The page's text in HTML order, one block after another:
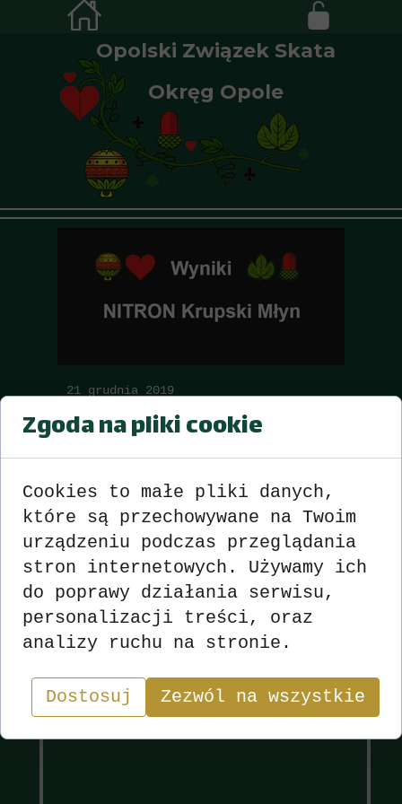
Opolski Związek Skata
Okręg Opole
Wyniki Sekcja
21 grudnia 2019
Turniej Bożonarodzeniowy 2019
Wyniki zobacz <<<
"W skacie wygrywa nie ten, kto ma najlepsze karty,
Zgoda na pliki cookie
Cookies to małe pliki danych,
które są przechowywane na Twoim
urządzeniu podczas przeglądania
stron internetowych. Używamy ich
do poprawy działania serwisu,
personalizacji treści, oraz
analizy ruchu na stronie.
Dostosuj Zezwól na wszystkie